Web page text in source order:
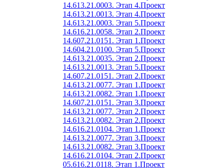
14.613.21.0003. Этап 4.Проект
14.613.21.0013. Этап 4.Проект
14.613.21.0003. Этап 5.Проект
14.616.21.0058. Этап 2.Проект
14.607.21.0151. Этап 1.Проект
14.604.21.0100. Этап 5.Проект
14.613.21.0035. Этап 2.Проект
14.613.21.0013. Этап 5.Проект
14.607.21.0151. Этап 2.Проект
14.613.21.0077. Этап 1.Проект
14.613.21.0082. Этап 1.Проект
14.607.21.0151. Этап 3.Проект
14.613.21.0077. Этап 2.Проект
14.613.21.0082. Этап 2.Проект
14.616.21.0104. Этап 1.Проект
14.613.21.0077. Этап 3.Проект
14.613.21.0082. Этап 3.Проект
14.616.21.0104. Этап 2.Проект
05.616.21.0118. Этап 1.Проект